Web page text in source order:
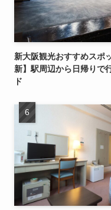
新大阪観光おすすめスポ
新】駅周辺から日帰りで
ド